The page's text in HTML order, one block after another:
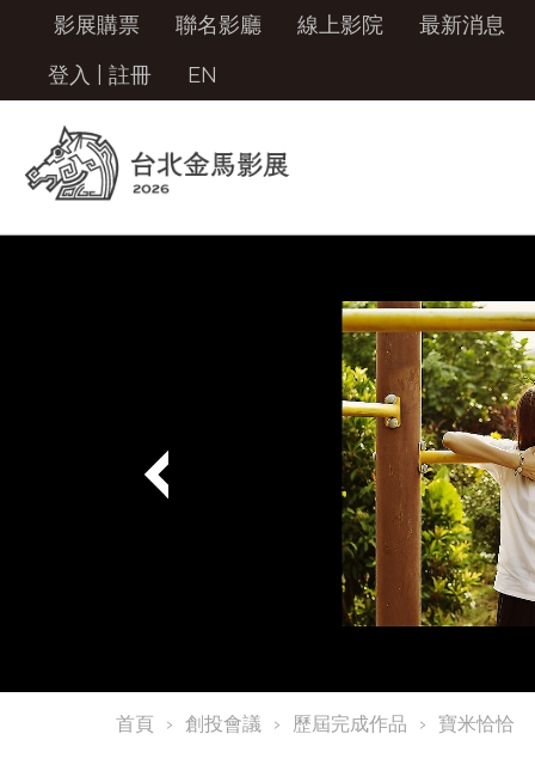
影展購票 聯名影廳 線上影院
最新消息
登入
註冊 EN
首頁 創投會議 歷屆完成作品 寶米恰恰